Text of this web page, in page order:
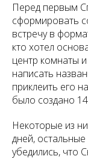
Перед первым
сформировать
встречу в
кто хотел
центр комнаты
написать
приклеить его
было создано
Некоторые из
дней,
убедились, что